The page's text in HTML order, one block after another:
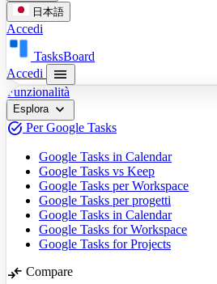
日本語
Accedi
TasksBoard
Accedi
menu
Funzionalità
Esplora expand_more
task_alt Per Google Tasks
Google Tasks in Calendar
Google Tasks vs Keep
Google Tasks per Workspace
Google Tasks per progetti
Google Tasks in Calendar
Google Tasks for Workspace
Google Tasks for Projects
compare_arrows Compare